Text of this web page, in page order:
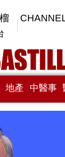
地產 中醫事